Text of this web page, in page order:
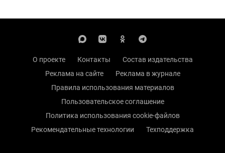
О проекте Контакты
Состав издательства
Реклама на сайте
Реклама в журнале
Правила использования материалов
Пользовательское соглашение
Политика использования cookie-файлов
Рекомендательные технологии
Техподдержка